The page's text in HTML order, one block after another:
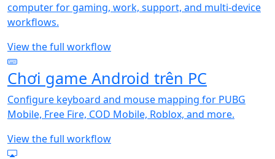
computer for gaming, work, support, and multi-device
workflows.
View the full workflow
Chơi game Android trên PC
Configure keyboard and mouse mapping for PUBG
Mobile, Free Fire, COD Mobile, Roblox, and more.
View the full workflow